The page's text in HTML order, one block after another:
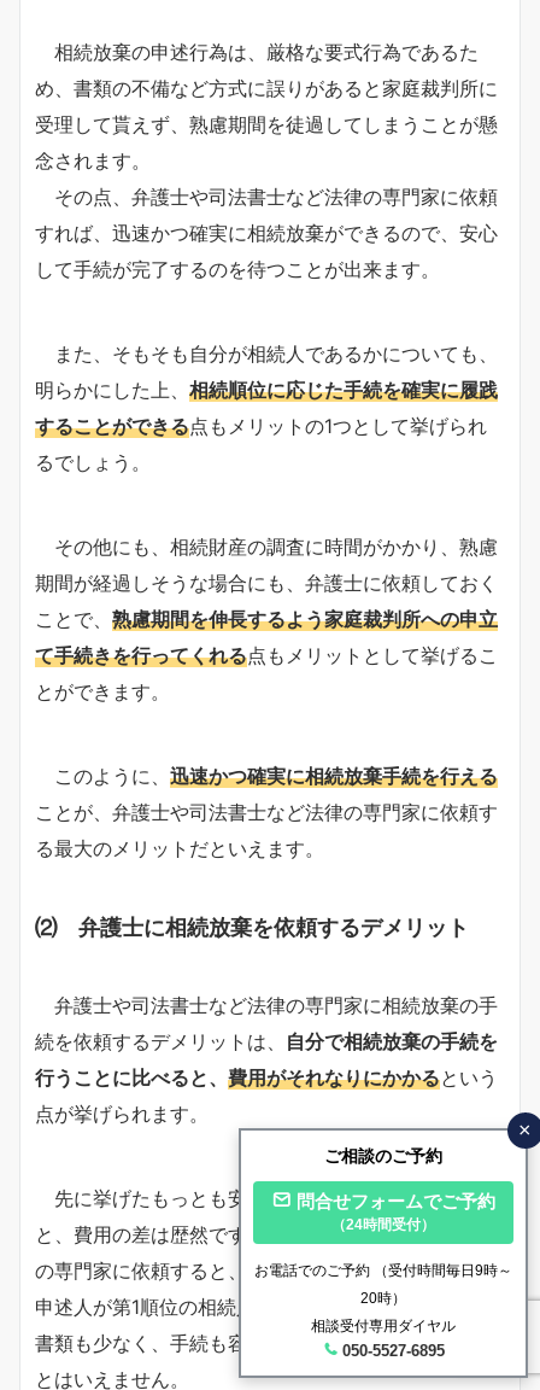
相続放棄の申述行為は、厳格な要式行為であるた
め、書類の不備など方式に誤りがあると家庭裁判所に
受理して貰えず、熟慮期間を徒過してしまうことが懸
念されます。
その点、弁護士や司法書士など法律の専門家に依頼
すれば、迅速かつ確実に相続放棄ができるので、安心
して手続が完了するのを待つことが出来ます。
また、そもそも自分が相続人であるかについても、
明らかにした上、 相続順位に応じた手続を確実に履践
することができる点もメリットの1つとして挙げられ
るでしょう。
その他にも、相続財産の調査に時間がかかり、熟慮
期間が経過しそうな場合にも、弁護士に依頼しておく
ことで、 熟慮期間を伸長するよう家庭裁判所への申立
て手続きを行ってくれる点もメリットとして挙げるこ
とができます。
このように、 迅速かつ確実に相続放棄手続を行える
ことが、弁護士や司法書士など法律の専門家に依頼す
る最大のメリットだといえます。
⑵ 弁護士に相続放棄を依頼するデメリット
弁護士や司法書士など法律の専門家に相続放棄の手
続を依頼するデメリットは、 自分で相続放棄の手続を
行うことに比べると、 費用がそれなりにかかるという
点が挙げられます。
先に挙げたもっとも安価で済ませる場合と比較する
と、費用の差は歴然です。弁護士や司法書士など法律
の専門家に依頼すると、何倍もの費用がかかるので、
申述人が第1順位の相続人である場合のように、必要
書類も少なく、手続も容易な場合には、コスパがよい
とはいえません。
ご相談のご予約
×
問合せフォームでご予約
（24時間受付）
お電話でのご予約
（受付時間毎日9時～
20時）
相談受付専用ダイヤル
050-5527-6895